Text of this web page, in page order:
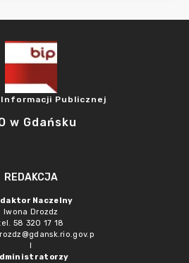
Publicznej
w Gdańsku
REDAKCJA
Naczelny
Iwona Drozdz
58 320 17 18
l